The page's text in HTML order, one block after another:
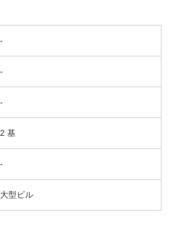
-
-
-
2 基
-
大型ビル